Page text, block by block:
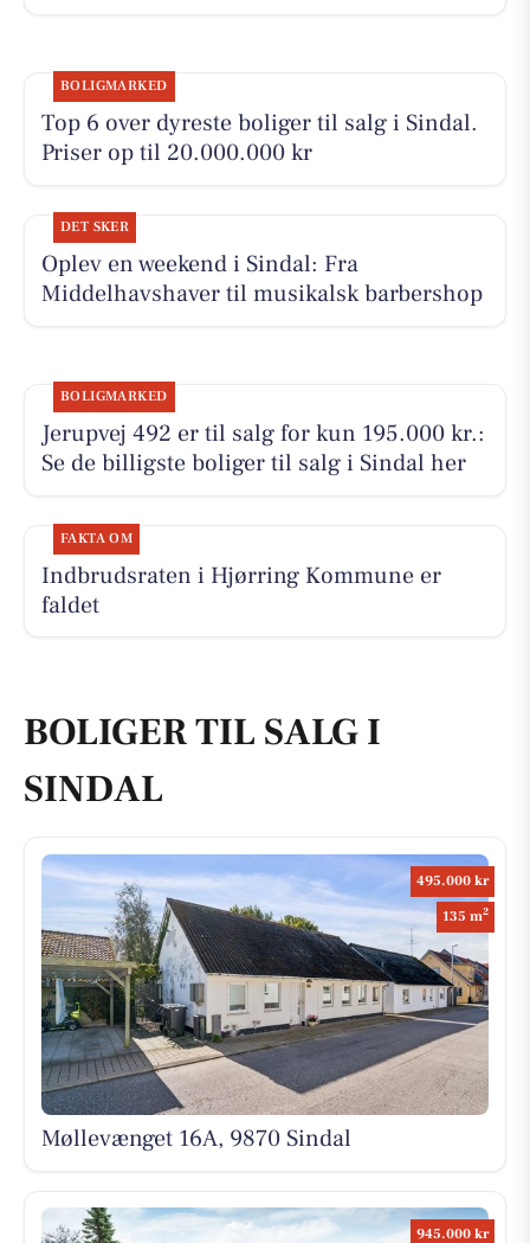
BOLIGMARKED
Top 6 over dyreste boliger til salg i Sindal.
Priser op til 20.000.000 kr
DET SKER
Oplev en weekend i Sindal: Fra
Middelhavshaver til musikalsk barbershop
BOLIGMARKED
Jerupvej 492 er til salg for kun 195.000 kr.:
Se de billigste boliger til salg i Sindal her
FAKTA OM
Indbrudsraten i Hjørring Kommune er
faldet
BOLIGER TIL SALG I
SINDAL
495.000 kr
135 m2
Møllevænget 16A, 9870 Sindal
945.000 kr